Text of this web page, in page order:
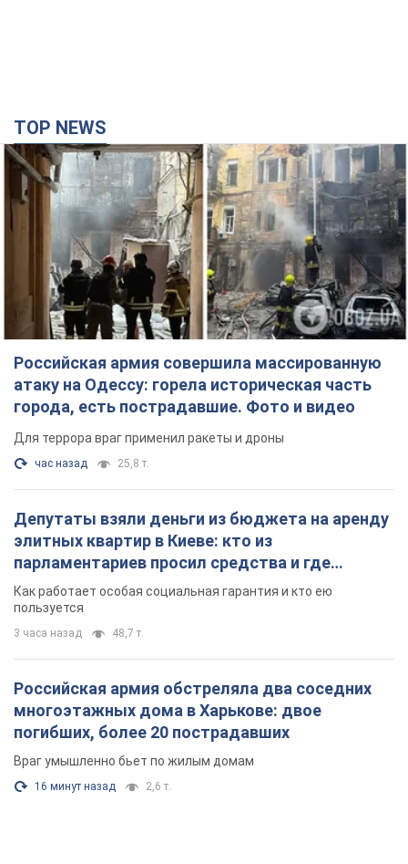
TOP NEWS
Российская армия совершила массированную
атаку на Одессу: горела историческая часть
города, есть пострадавшие. Фото и видео
Для террора враг применил ракеты и дроны
час назад 25,8 т.
Депутаты взяли деньги из бюджета на аренду
элитных квартир в Киеве: кто из
парламентариев просил средства и где
поселился
Как работает особая социальная гарантия и кто ею
пользуется
3 часа назад 48,7 т.
Российская армия обстреляла два соседних
многоэтажных дома в Харькове: двое
погибших, более 20 пострадавших
Враг умышленно бьет по жилым домам
16 минут назад 2,6 т.